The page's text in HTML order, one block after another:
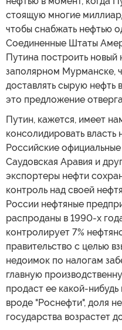
стоящую многие
чтобы снабжать нефтью
Соединенные Штаты
Путина построить новый
заполярном Мурманске,
доставлять сырую нефть
это предложение
Путин, кажется, имеет
консолидировать власть
Российские
Саудовская Аравия и
экспортеры нефти
контроль над своей
России нефтяные
распроданы в 1990-х
контролирует 7%
правительство с целью
недоимок по налогам
главную
продаст ее какой-
вроде "Роснефти", доля
государства возрастет